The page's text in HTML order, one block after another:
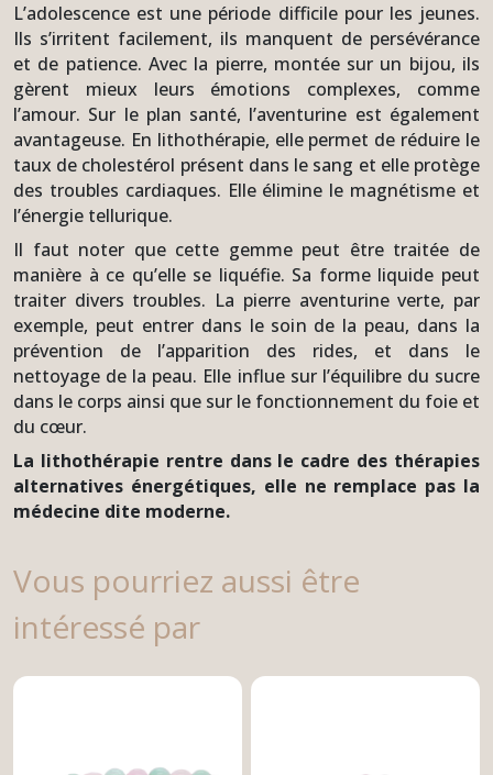
L’adolescence est une période difficile pour les jeunes.
Ils s’irritent facilement, ils manquent de persévérance
et de patience. Avec la pierre, montée sur un bijou, ils
gèrent mieux leurs émotions complexes, comme
l’amour. Sur le plan santé, l’aventurine est également
avantageuse. En lithothérapie, elle permet de réduire le
taux de cholestérol présent dans le sang et elle protège
des troubles cardiaques. Elle élimine le magnétisme et
l’énergie tellurique.
Il faut noter que cette gemme peut être traitée de
manière à ce qu’elle se liquéfie. Sa forme liquide peut
traiter divers troubles. La pierre aventurine verte, par
exemple, peut entrer dans le soin de la peau, dans la
prévention de l’apparition des rides, et dans le
nettoyage de la peau. Elle influe sur l’équilibre du sucre
dans le corps ainsi que sur le fonctionnement du foie et
du cœur.
La lithothérapie rentre dans le cadre des thérapies
alternatives énergétiques, elle ne remplace pas la
médecine dite moderne.
Vous pourriez aussi être
intéressé par